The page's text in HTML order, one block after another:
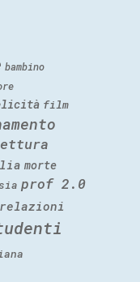
bambino
film
morte
prof 2.0
relazioni